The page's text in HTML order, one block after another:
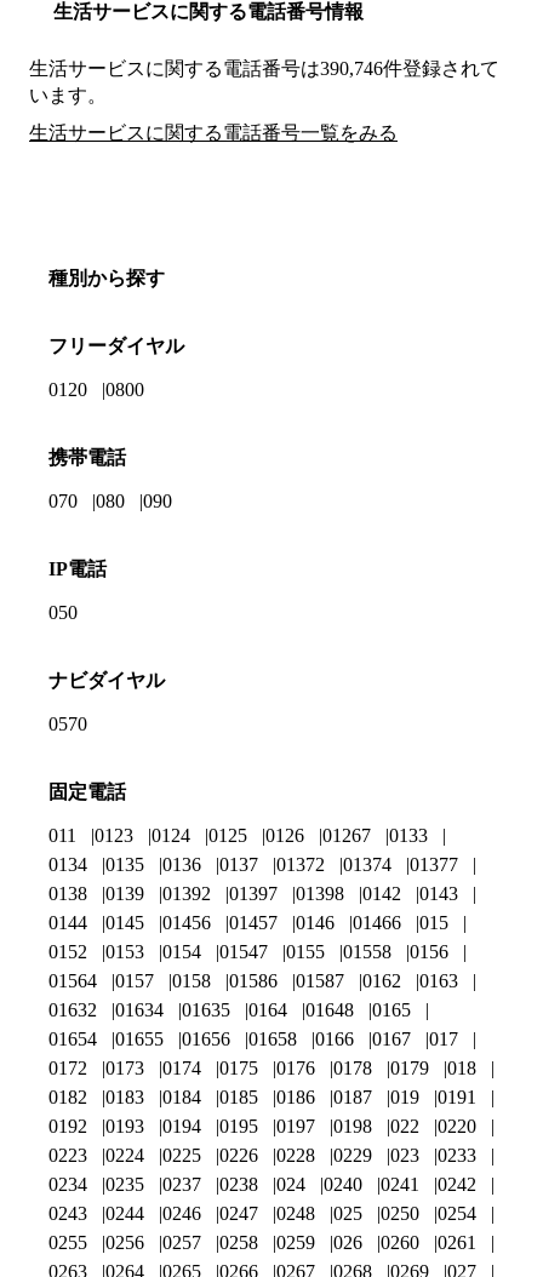
生活サービスに関する電話番号情報
生活サービスに関する電話番号は390,746件登録されて
います。
生活サービスに関する電話番号一覧をみる
種別から探す
フリーダイヤル
0120 0800
携帯電話
070 080 090
IP電話
050
ナビダイヤル
0570
固定電話
011 0123 0124 0125 0126 01267
0133
0134
0135 0136 0137 01372 01374
01377
0138
0139 01392 01397 01398 0142
0143
0144
0145 01456 01457 0146 01466
015
0152
0153 0154 01547 0155 01558
0156
01564
0157 0158 01586 01587 0162
0163
01632
01634 01635 0164 01648
0165
01654
01655 01656 01658 0166 0167
017
0172
0173 0174 0175 0176 0178 0179
018
0182
0183 0184 0185 0186 0187 019
0191
0192
0193 0194 0195 0197 0198 022
0220
0223
0224 0225 0226 0228 0229 023
0233
0234
0235 0237 0238 024 0240 0241
0242
0243
0244 0246 0247 0248 025 0250
0254
0255
0256 0257 0258 0259 026 0260
0261
0263
0264 0265 0266 0267 0268 0269 027